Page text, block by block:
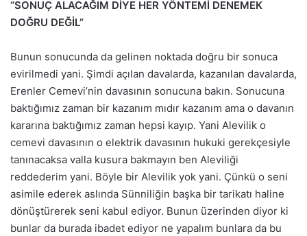
“SONUÇ ALACAĞIM DİYE HER YÖNTEMİ DENEMEK
DOĞRU DEĞİL”
Bunun sonucunda da gelinen noktada doğru bir sonuca
evirilmedi yani. Şimdi açılan davalarda, kazanılan davalarda,
Erenler Cemevi’nin davasının sonucuna bakın. Sonucuna
baktığımız zaman bir kazanım mıdır kazanım ama o davanın
kararına baktığımız zaman hepsi kayıp. Yani Alevilik o
cemevi davasının o elektrik davasının hukuki gerekçesiyle
tanınacaksa valla kusura bakmayın ben Aleviliği
reddederim yani. Böyle bir Alevilik yok yani. Çünkü o seni
asimile ederek aslında Sünniliğin başka bir tarikatı haline
dönüştürerek seni kabul ediyor. Bunun üzerinden diyor ki
bunlar da burada ibadet ediyor ne yapalım bunlara da bu